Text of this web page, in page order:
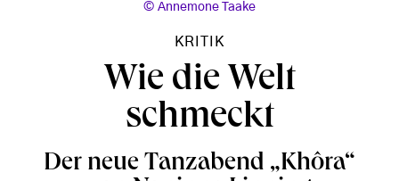
Annemone Taake
KRITIK
Wie die Welt
schmeckt
Der neue Tanzabend „Khôra“